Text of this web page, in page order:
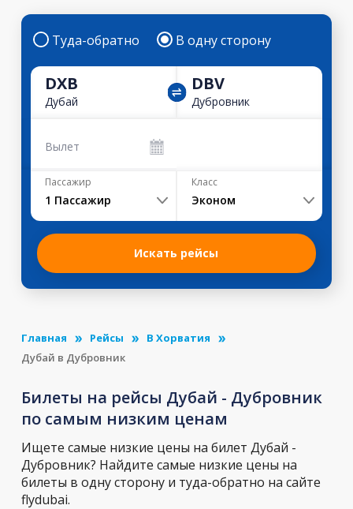
Туда-обратно В одну сторону
DXB
Дубай
DBV
Дубровник
Вылет
Пассажир
1 Пассажир
Класс
Эконом
Искать рейсы
Главная Рейсы
В Хорватия
Дубай в Дубровник
Билеты на рейсы Дубай - Дубровник
по самым низким ценам
Ищете самые низкие цены на билет Дубай -
Дубровник? Найдите самые низкие цены на
билеты в одну сторону и туда-обратно на сайте
flydubai.